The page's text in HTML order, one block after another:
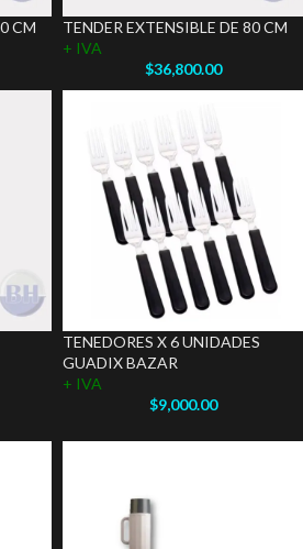
CM
TENDER EXTENSIBLE DE 80 CM
+ IVA
$36,800.00
TENEDORES X 6 UNIDADES
GUADIX BAZAR
+ IVA
$9,000.00